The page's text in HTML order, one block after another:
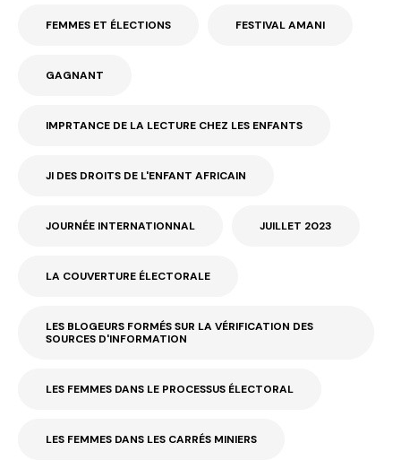
FEMMES ET ÉLECTIONS FESTIVAL AMANI
GAGNANT
IMPRTANCE DE LA LECTURE CHEZ LES ENFANTS
JI DES DROITS DE L'ENFANT AFRICAIN
JOURNÉE INTERNATIONNAL JUILLET 2023
LA COUVERTURE ÉLECTORALE
LES BLOGEURS FORMÉS SUR LA VÉRIFICATION DES
SOURCES D'INFORMATION
LES FEMMES DANS LE PROCESSUS ÉLECTORAL
LES FEMMES DANS LES CARRÉS MINIERS